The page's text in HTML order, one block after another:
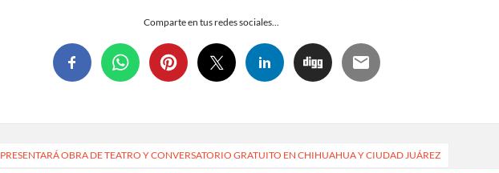
Comparte en tus redes sociales...
OBRA DE TEATRO Y CONVERSATORIO GRATUITO EN CHIHUAHUA Y CIUDAD JUÁREZ